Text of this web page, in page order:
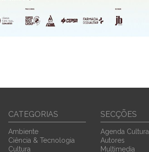
CATEGORIAS
Ambiente
Ciência & Tecnologia
Cultura
SECÇÕES
Agenda Cultural
Autores
Multimedia